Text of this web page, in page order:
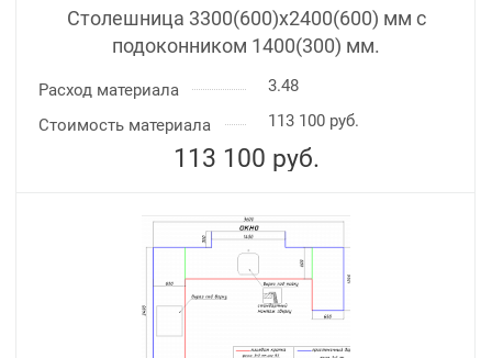
Столешница 3300(600)х2400(600) мм с
подоконником 1400(300) мм.
Расход материала
3.48
Стоимость материала
113 100 руб.
113 100 руб.